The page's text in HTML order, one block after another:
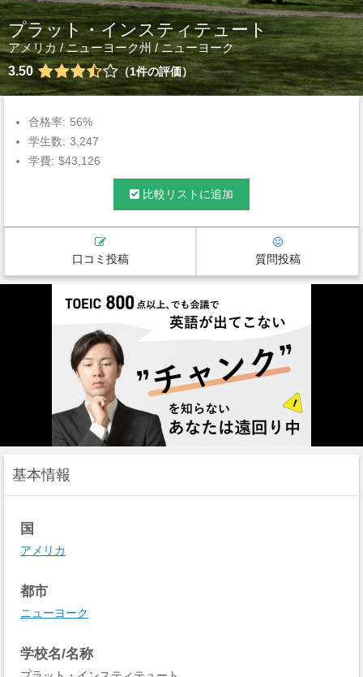
プラット・インスティテュート
アメリカ/ニューヨーク州 /ニューヨーク
3.50
1件の評価
合格率: 56%
学生数: 3,247
学費: $43,126
比較リストに追加
口コミ投稿 質問投稿
基本情報
国
アメリカ
都市
ニューヨーク
学校名/名称